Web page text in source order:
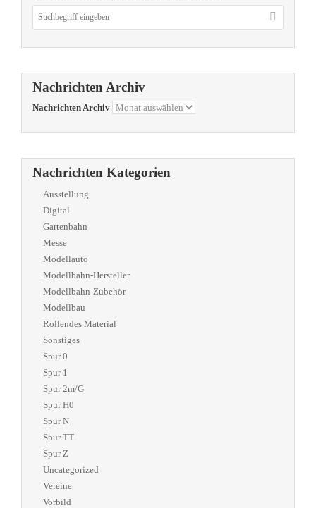
Nachrichten Archiv
Nachrichten Archiv
Nachrichten Kategorien
Ausstellung
Digital
Gartenbahn
Messe
Modellauto
Modellbahn-Hersteller
Modellbahn-Zubehör
Modellbau
Rollendes Material
Sonstiges
Spur 0
Spur 1
Spur 2m/G
Spur H0
Spur N
Spur TT
Spur Z
Uncategorized
Vereine
Vorbild